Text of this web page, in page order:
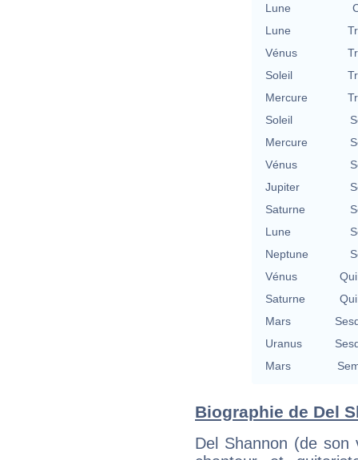
Lune
Lune
Vénus
Soleil
Mercure
Soleil
Mercure
Vénus
Jupiter
Saturne
Lune
Neptune
Vénus
Saturne
Mars
Uranus
Mars
Biographie de Del
Del Shannon (de